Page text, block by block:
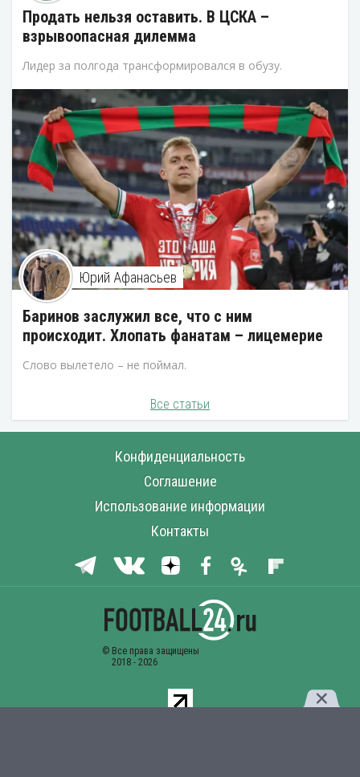
Продать нельзя оставить. В ЦСКА –
взрывоопасная дилемма
Лидер за полгода трансформировался в обузу.
Юрий Афанасьев
Баринов заслужил все, что с ним
происходит. Хлопать фанатам – лицемерие
Слово вылетело – не поймал.
Все статьи
Конфиденциальность
Соглашение
Использование информации
Контакты